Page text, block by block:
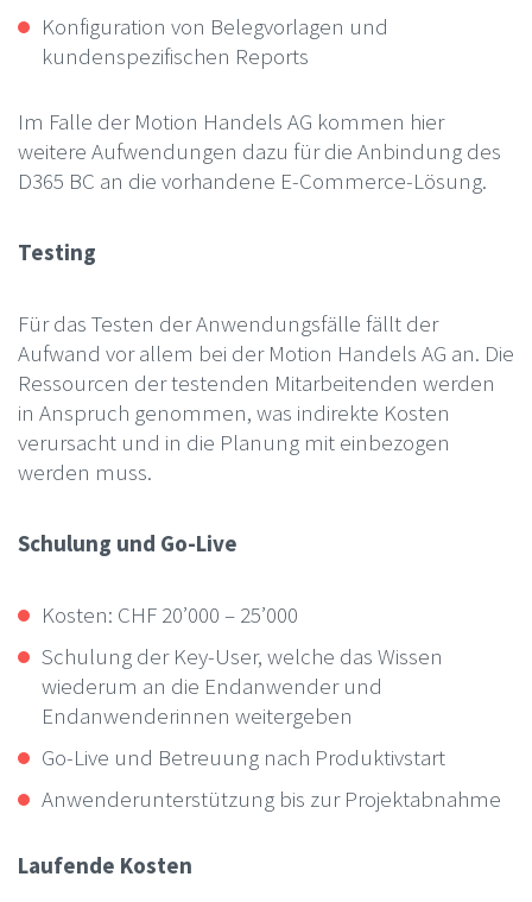
Konfiguration von Belegvorlagen und
kundenspezifischen Reports
Im Falle der Motion Handels AG kommen hier
weitere Aufwendungen dazu für die Anbindung des
D365 BC an die vorhandene E-Commerce-Lösung.
Testing
Für das Testen der Anwendungsfälle fällt der
Aufwand vor allem bei der Motion Handels AG an. Die
Ressourcen der testenden Mitarbeitenden werden
in Anspruch genommen, was indirekte Kosten
verursacht und in die Planung mit einbezogen
werden muss.
Schulung und Go-Live
Kosten: CHF 20’000 – 25’000
Schulung der Key-User, welche das Wissen
wiederum an die Endanwender und
Endanwenderinnen weitergeben
Go-Live und Betreuung nach Produktivstart
Anwenderunterstützung bis zur Projektabnahme
Laufende Kosten